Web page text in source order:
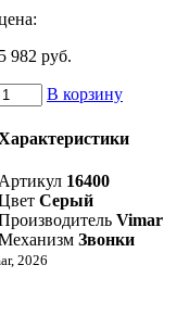
5 982 руб.
В корзину
16400
Серый
Vimar
Звонки
2026